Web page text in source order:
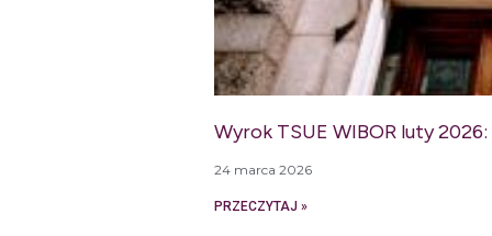
Wyrok TSUE WIBOR luty
24 marca 2026
PRZECZYTAJ »